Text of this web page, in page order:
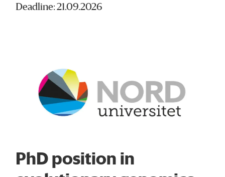
Deadline: 21.09.2026
PhD position in